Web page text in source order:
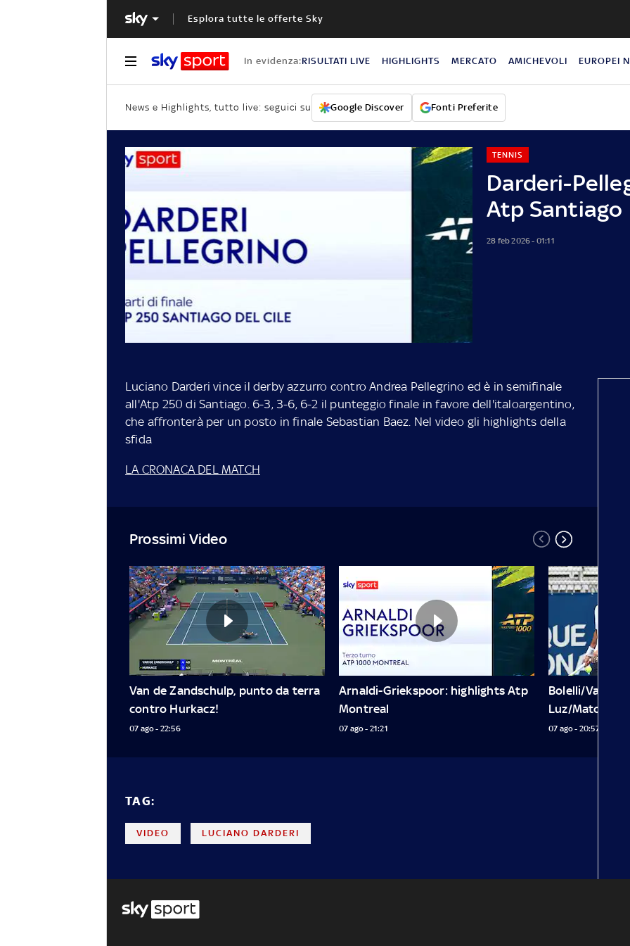
Esplora tutte le offerte Sky
In evidenza:RISULTATI LIVE HIGHLIGHTS MERCATO AMICHEVOLI EUROPEI
News e Highlights, tutto live: seguici su Google Discover Fonti Preferite
Darderi-
Atp Santiago
TENNIS
28 feb 2026 - 01:11
Luciano Darderi vince il derby azzurro contro Andrea Pellegrino ed è in semifinale
all'Atp 250 di Santiago. 6-3, 3-6, 6-2 il punteggio finale in favore dell'italoargentino,
che affronterà per un posto in finale Sebastian Baez. Nel video gli highlights della
sfida
LA CRONACA DEL MATCH
Prossimi Video
Van de Zandschulp, punto da terra
contro Hurkacz!
07 ago - 22:56
Arnaldi-Griekspoor: highlights Atp
Montreal
07 ago - 21:21
Bolelli/
Luz/Matos
07 ago - 20:57
TAG:
VIDEO LUCIANO DARDERI